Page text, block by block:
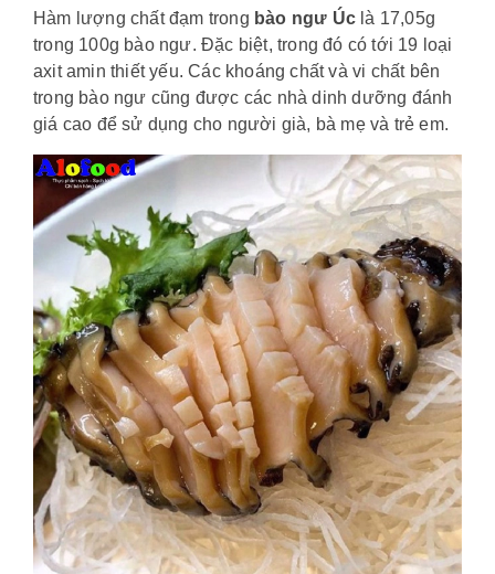
Hàm lượng chất đạm trong bào ngư Úc là 17,05g
trong 100g bào ngư. Đặc biệt, trong đó có tới 19 loại
axit amin thiết yếu. Các khoáng chất và vi chất bên
trong bào ngư cũng được các nhà dinh dưỡng đánh
giá cao để sử dụng cho người già, bà mẹ và trẻ em.